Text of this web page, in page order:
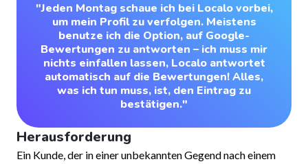
"Jeden Montag schaue ich bei Localo vorbei,
um mein Profil zu verfolgen. Meistens
benutze ich die Option, auf Google-
Bewertungen zu antworten – ich muss mir
nichts einfallen lassen, Localo antwortet
automatisch auf die Bewertungen! Alles,
was ich tun muss, ist, den Eintrag zu
bestätigen."
Herausforderung
Ein Kunde, der in einer unbekannten Gegend nach einem